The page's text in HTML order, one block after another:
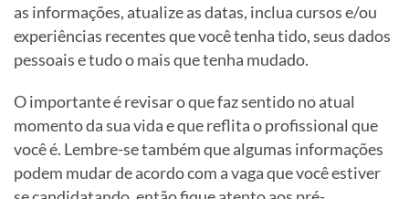
as informações, atualize as datas, inclua cursos e/ou
experiências recentes que você tenha tido, seus dados
pessoais e tudo o mais que tenha mudado.
O importante é revisar o que faz sentido no atual
momento da sua vida e que reflita o profissional que
você é. Lembre-se também que algumas informações
podem mudar de acordo com a vaga que você estiver